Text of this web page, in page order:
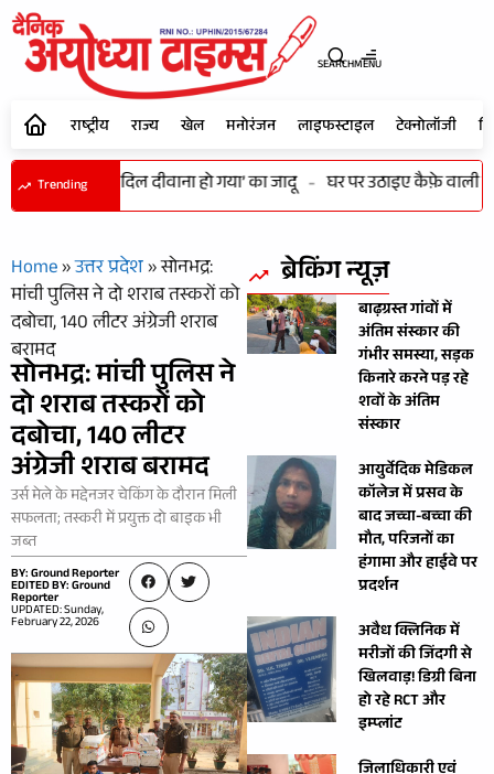
SEARCHMENU
राष्ट्रीय राज्य खेल मनोरंजन लाइफस्टाइल टेक्नोलॉजी
Trending
कायम रहा ‘दिल दीवाना हो गया’ का जादू - घर पर उठाइए कैफ़े वाली
Home»उत्तर प्रदेश»सोनभद्र:
मांची पुलिस ने दो शराब तस्करों को
दबोचा, 140 लीटर अंग्रेजी शराब
बरामद
सोनभद्र: मांची पुलिस ने
दो शराब तस्करों को
दबोचा, 140 लीटर
अंग्रेजी शराब बरामद
उर्स मेले के मद्देनजर चेकिंग के दौरान मिली
सफलता; तस्करी में प्रयुक्त दो बाइक भी
जब्त
BY: Ground Reporter
EDITED BY: Ground
Reporter
UPDATED: Sunday,
February 22, 2026
ब्रेकिंग न्यूज़
बाढ़ग्रस्त गांवों में
अंतिम संस्कार की
गंभीर समस्या, सड़क
किनारे करने पड़ रहे
शवों के अंतिम
संस्कार
आयुर्वेदिक मेडिकल
कॉलेज में प्रसव के
बाद जच्चा-बच्चा की
मौत, परिजनों का
हंगामा और हाईवे पर
प्रदर्शन
अवैध क्लिनिक में
मरीजों की जिंदगी से
खिलवाड़! डिग्री बिना
हो रहे RCT और
इम्प्लांट